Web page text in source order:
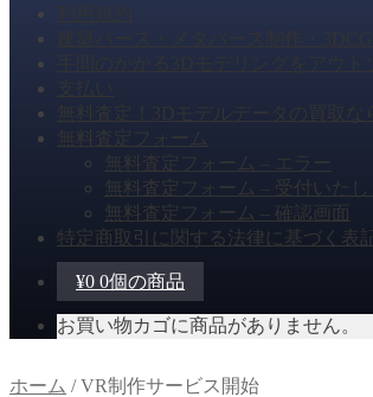
無料査定フォーム
無料査定フォーム – エラー
無料査定フォーム – 受付いたし
無料査定フォーム – 確認画面
特定商取引に関する法律に基づく表
¥0 0個の商品
お買い物カゴに商品がありません。
ホーム /VR制作サービス開始